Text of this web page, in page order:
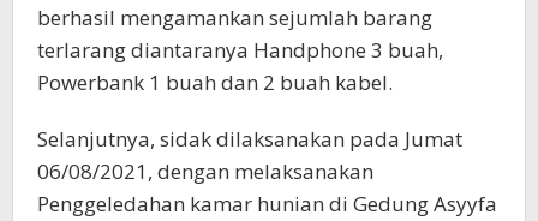
berhasil mengamankan sejumlah barang
terlarang diantaranya Handphone 3 buah,
Powerbank 1 buah dan 2 buah kabel.
Selanjutnya, sidak dilaksanakan pada Jumat
06/08/2021, dengan melaksanakan
Penggeledahan kamar hunian di Gedung Asyyfa